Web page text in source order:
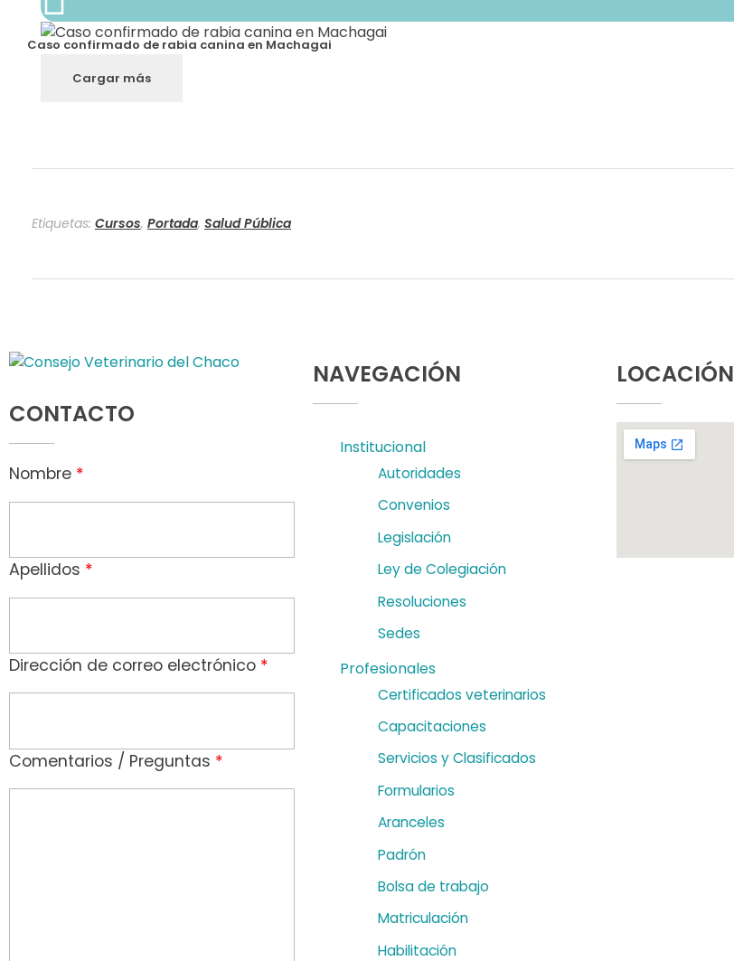
ó
n
l
o
u
o
s
R
g
o
n
l
Caso confirmado de rabia canina en Machagai
Cargar más
Etiquetas: Cursos, Portada, Salud Pública
CONTACTO
Nombre *
Apellidos *
Dirección de correo electrónico *
Comentarios / Preguntas *
NAVEGACIÓN
Institucional
Autoridades
Convenios
Legislación
Ley de Colegiación
Resoluciones
Sedes
Profesionales
Certificados veterinarios
Capacitaciones
Servicios y Clasificados
Formularios
Aranceles
Padrón
Bolsa de trabajo
Matriculación
Habilitación
LOCACIÓN